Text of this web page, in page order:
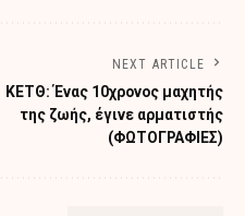
NEXT ARTICLE
ΚΕΤΘ: Ένας 10χρονος μαχητής
της ζωής, έγινε αρματιστής
(ΦΩΤΟΓΡΑΦΙΕΣ)